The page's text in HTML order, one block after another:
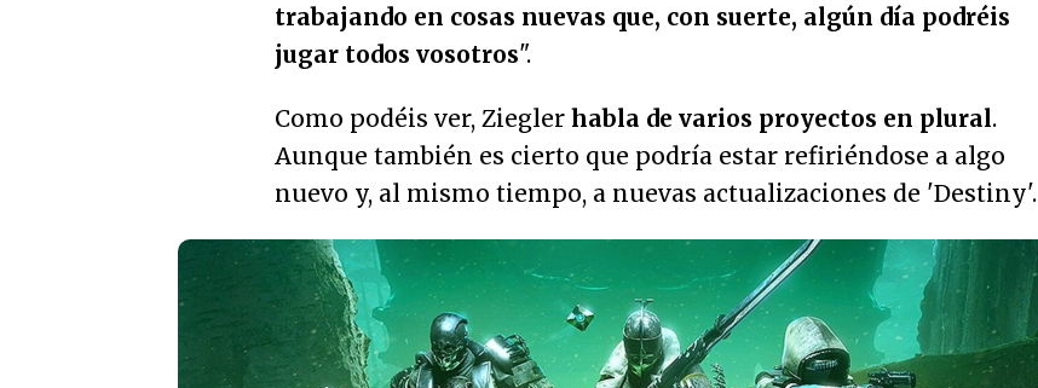
trabajando en cosas nuevas que, con suerte, algún día podréis
jugar todos vosotros".
Como podéis ver, Ziegler habla de varios proyectos en plural.
Aunque también es cierto que podría estar refiriéndose a algo
nuevo y, al mismo tiempo, a nuevas actualizaciones de 'Destiny'.